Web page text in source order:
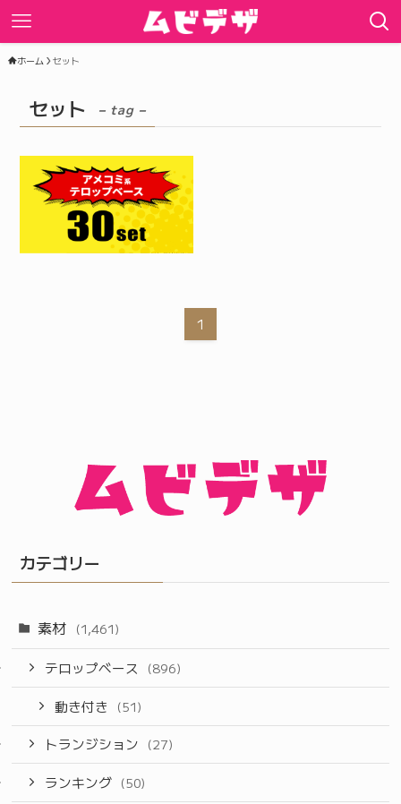
ホーム セット
セット – tag –
1
カテゴリー
素材 (1,461)
テロップベース (896)
動き付き (51)
トランジション (27)
ランキング (50)